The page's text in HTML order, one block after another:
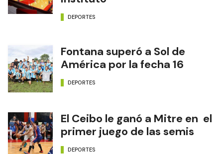
DEPORTES
Fontana superó a Sol de
América por la fecha 16
DEPORTES
El Ceibo le ganó a Mitre en el
primer juego de las semis
DEPORTES